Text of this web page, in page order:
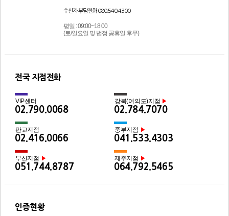
수신자 부담전화 080.540.4300
평일 : 09:00~18:00
(토/일요일 및 법정 공휴일 후무)
전국 지점전화
VIP센터
02.790.0068
강북(여의도)지점 ▶
02.784.7070
판교지점
02.416.0066
중부지점 ▶
041.533.4303
부산지점 ▶
051.744.8787
제주지점 ▶
064.792.5465
인증현황